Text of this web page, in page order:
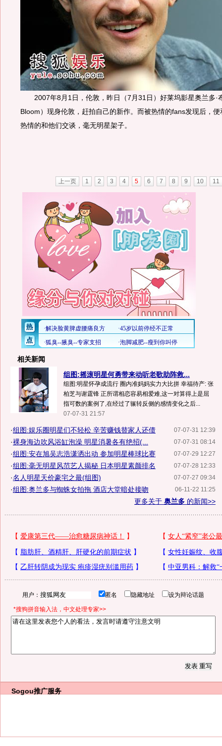
2007年8月1日，伦敦，昨日（7月31日）好莱坞影星奥兰多·
Bloom）现身伦敦，赶拍自己的新作。而被热情的fans发现后，
热情的和他们交谈，毫无明星架子。
上一页 1 2 3 4 5 6 7 8 9 10 11
相关新闻
组图:摇滚明星何勇带来动听老歌助阵救...
组图:明星怀孕成流行 圈内准妈妈实力大比拼 幸福待产: 张
柏芝与谢霆锋 正所谓相恋容易相爱难,这一对算得上是屈
指可数的案例了,在经过了辗转反侧的感情变化之后...
07-07-31 21:57
07-07-31 12:39
·组图:娱乐圈明星们不轻松 辛苦赚钱替家人还债
07-07-31 08:14
·裸身海边吹风浴缸泡澡 明星消暑各有绝招(...
07-07-29 12:27
·组图:安在旭吴志浩潇洒出动 参加明星棒球比赛
07-07-28 12:33
·组图:毫无明星风范艺人揭秘 日本明星素颜排名
07-07-27 09:34
·名人明星天价豪宅之最(组图)
06-11-22 11:25
·组图:奥兰多与蜘蛛女拍拖 酒店大堂暗处接吻
更多关于 奥兰多 的新闻>>
用户： 匿名 隐藏地址 设为辩论话题
*搜狗拼音输入法，中文处理专家>>
Sogou推广服务